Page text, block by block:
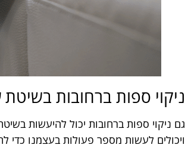
ניקוי ספות ברחובות
גם ניקוי ספות ברחובות יכול להיעשות
ויכולים לעשות מספר פעולות בעצמנו כדי